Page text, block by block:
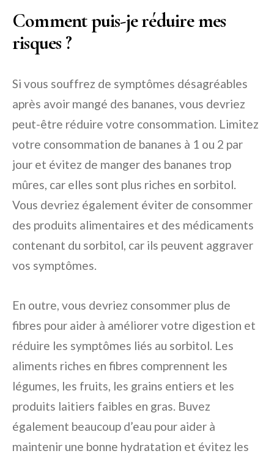
Comment puis-je réduire mes
risques ?
Si vous souffrez de symptômes désagréables
après avoir mangé des bananes, vous devriez
peut-être réduire votre consommation. Limitez
votre consommation de bananes à 1 ou 2 par
jour et évitez de manger des bananes trop
mûres, car elles sont plus riches en sorbitol.
Vous devriez également éviter de consommer
des produits alimentaires et des médicaments
contenant du sorbitol, car ils peuvent aggraver
vos symptômes.
En outre, vous devriez consommer plus de
fibres pour aider à améliorer votre digestion et
réduire les symptômes liés au sorbitol. Les
aliments riches en fibres comprennent les
légumes, les fruits, les grains entiers et les
produits laitiers faibles en gras. Buvez
également beaucoup d’eau pour aider à
maintenir une bonne hydratation et évitez les